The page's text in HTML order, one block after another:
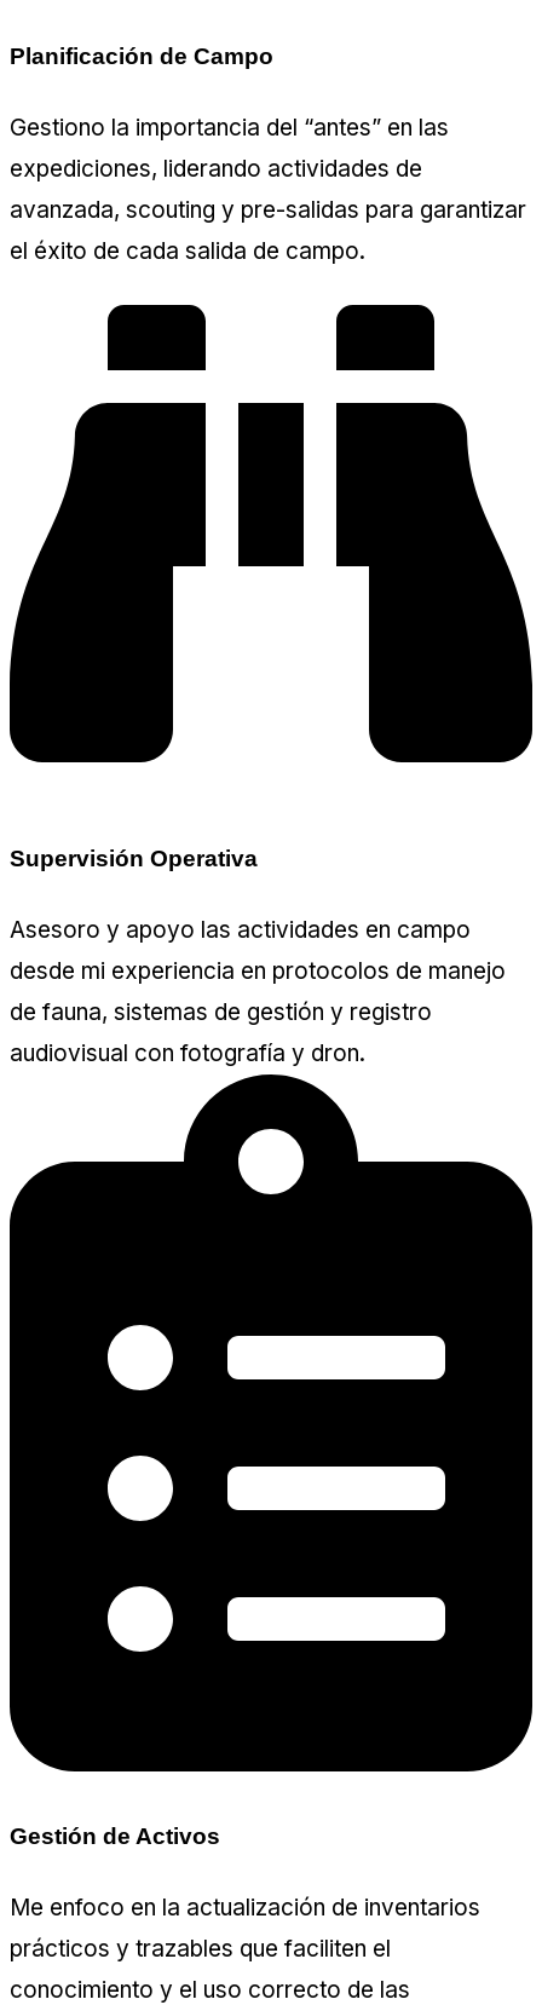
Planificación de Campo
Gestiono la importancia del “antes” en las
expediciones, liderando actividades de
avanzada, scouting y pre-salidas para garantizar
el éxito de cada salida de campo.
Supervisión Operativa
Asesoro y apoyo las actividades en campo
desde mi experiencia en protocolos de manejo
de fauna, sistemas de gestión y registro
audiovisual con fotografía y dron.
Gestión de Activos
Me enfoco en la actualización de inventarios
prácticos y trazables que faciliten el
conocimiento y el uso correcto de las